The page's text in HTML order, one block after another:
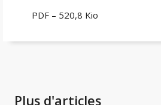
PDF – 520,8 Kio
Plus d'articles